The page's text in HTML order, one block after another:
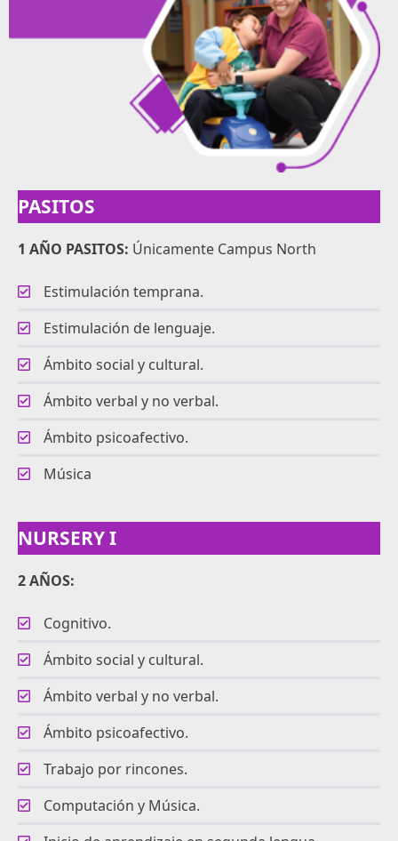
PASITOS
1 AÑO PASITOS: Únicamente Campus North
Estimulación temprana.
Estimulación de lenguaje.
Ámbito social y cultural.
Ámbito verbal y no verbal.
Ámbito psicoafectivo.
Música
NURSERY I
2 AÑOS:
Cognitivo.
Ámbito social y cultural.
Ámbito verbal y no verbal.
Ámbito psicoafectivo.
Trabajo por rincones.
Computación y Música.